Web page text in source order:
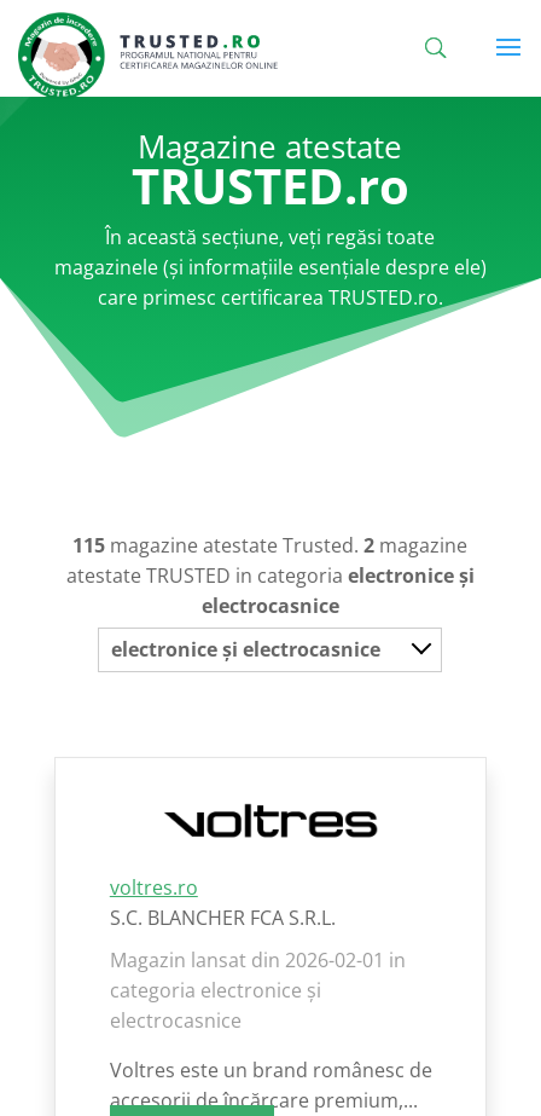
Magazine atestate
TRUSTED.ro
În această secțiune, veți regăsi toate
magazinele (și informațiile esențiale despre ele)
care primesc certificarea TRUSTED.ro.
115 magazine atestate Trusted.2 magazine
atestate TRUSTED in categoria electronice și
electrocasnice
electronice și electrocasnice
voltres.ro
S.C. BLANCHER FCA S.R.L.
Magazin lansat din 2026-02-01 in
categoria electronice și
electrocasnice
Voltres este un brand românesc de
accesorii de încărcare premium,...